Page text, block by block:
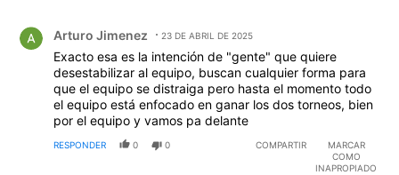
Arturo Jimenez 23 DE ABRIL DE 2025
Exacto esa es la intención de "gente" que quiere
desestabilizar al equipo, buscan cualquier forma para
que el equipo se distraiga pero hasta el momento todo
el equipo está enfocado en ganar los dos torneos, bien
por el equipo y vamos pa delante
RESPONDER 0 0 COMPARTIR
MARCAR
COMO
INAPROPIADO